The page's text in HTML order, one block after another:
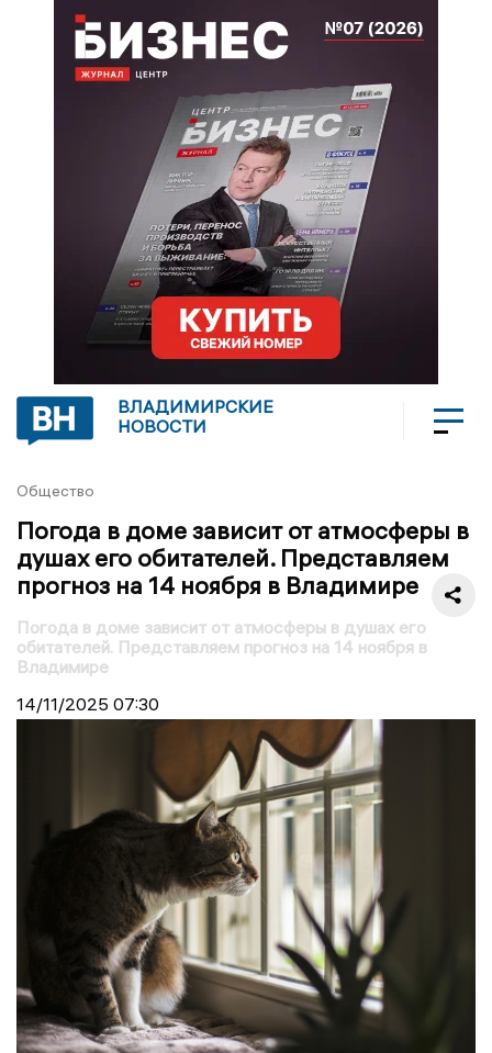
ВЛАДИМИРСКИЕ
НОВОСТИ
Общество
Погода в доме зависит от атмосферы в
душах его обитателей. Представляем
прогноз на 14 ноября в Владимире
Погода в доме зависит от атмосферы в душах его
обитателей. Представляем прогноз на 14 ноября в
Владимире
14/11/2025 07:30